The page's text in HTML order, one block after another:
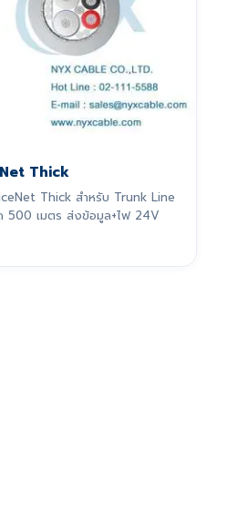
Thick
Thick สำหรับ Trunk Line
500 เมตร ส่งข้อมูล+ไฟ 24V